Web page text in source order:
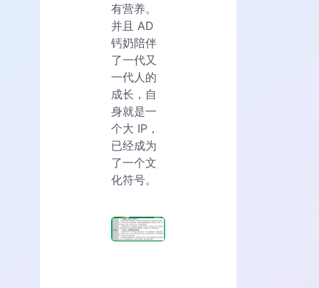
有营养。
并且 AD
钙奶陪伴
了一代又
一代人的
成长，自
身就是一
个大 IP，
已经成为
了一个文
化符号。